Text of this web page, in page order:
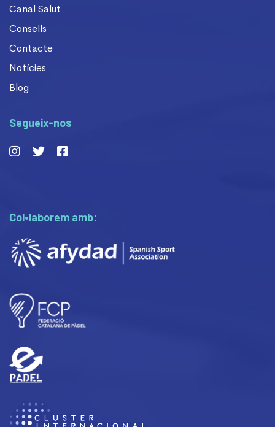
Canal Salut
Consells
Contacte
Notícies
Blog
Segueix-nos
Col•laborem amb: